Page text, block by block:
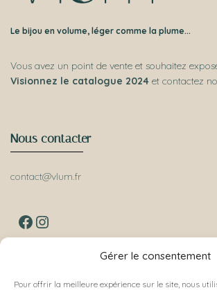
Gérer le consentement
Pour offrir la meilleure expérience sur le site, nous
Le bijou en volume, léger comme la plume...
Vous avez un point de vente et souhaitez
Visionnez le catalogue 2024 et contactez
Nous contacter
contact@vlum.fr
FACEBOOK